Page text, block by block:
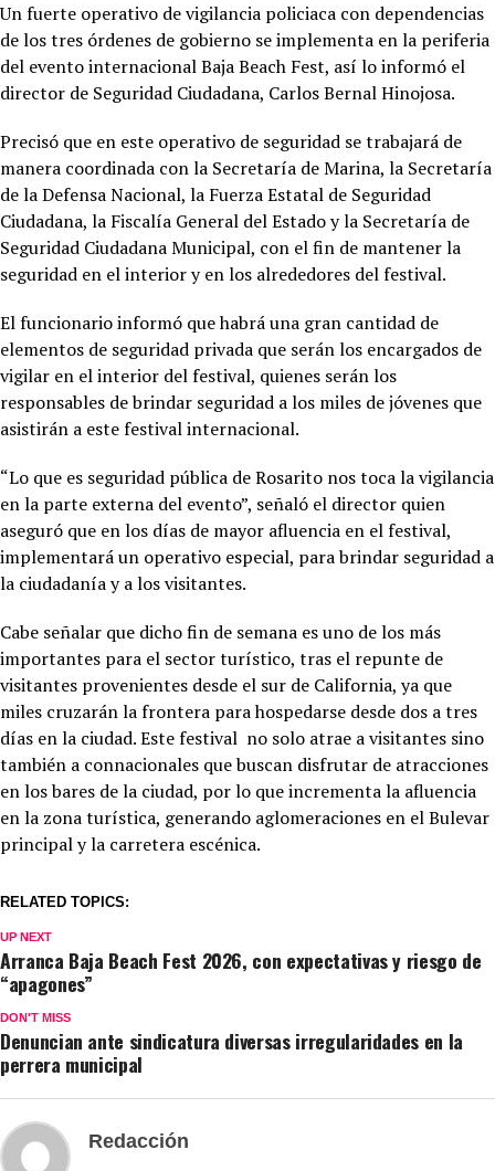
Un fuerte operativo de vigilancia policiaca con dependencias
de los tres órdenes de gobierno se implementa en la periferia
del evento internacional Baja Beach Fest, así lo informó el
director de Seguridad Ciudadana, Carlos Bernal Hinojosa.
Precisó que en este operativo de seguridad se trabajará de
manera coordinada con la Secretaría de Marina, la Secretaría
de la Defensa Nacional, la Fuerza Estatal de Seguridad
Ciudadana, la Fiscalía General del Estado y la Secretaría de
Seguridad Ciudadana Municipal, con el fin de mantener la
seguridad en el interior y en los alrededores del festival.
El funcionario informó que habrá una gran cantidad de
elementos de seguridad privada que serán los encargados de
vigilar en el interior del festival, quienes serán los
responsables de brindar seguridad a los miles de jóvenes que
asistirán a este festival internacional.
“Lo que es seguridad pública de Rosarito nos toca la vigilancia
en la parte externa del evento”, señaló el director quien
aseguró que en los días de mayor afluencia en el festival,
implementará un operativo especial, para brindar seguridad a
la ciudadanía y a los visitantes.
Cabe señalar que dicho fin de semana es uno de los más
importantes para el sector turístico, tras el repunte de
visitantes provenientes desde el sur de California, ya que
miles cruzarán la frontera para hospedarse desde dos a tres
días en la ciudad. Este festival no solo atrae a visitantes sino
también a connacionales que buscan disfrutar de atracciones
en los bares de la ciudad, por lo que incrementa la afluencia
en la zona turística, generando aglomeraciones en el Bulevar
principal y la carretera escénica.
RELATED TOPICS:
UP NEXT
Arranca Baja Beach Fest 2026, con expectativas y riesgo de
“apagones”
DON'T MISS
Denuncian ante sindicatura diversas irregularidades en la
perrera municipal
Redacción